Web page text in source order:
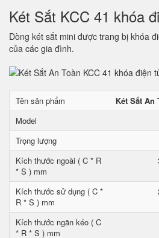
Két Sắt KCC 41 khóa
Dòng két sắt mini được trang bị khóa
của các gia đình.
Tên sản phẩm
Két Sắt An
Model
Trọng lượng
Kích thước ngoài ( C * R
* S ) mm
Kích thước sử dụng ( C *
R * S ) mm
Kích thước ngăn kéo ( C
* R * S ) mm